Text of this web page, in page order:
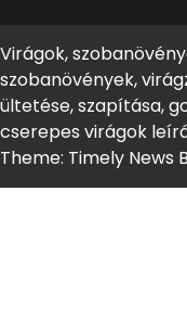
Virágok,
szobanövények,
ültetése, szapítása,
cserepes virágok
Theme: Timely News